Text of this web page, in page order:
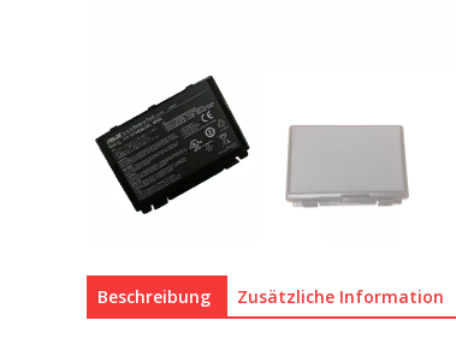
Beschreibung Zusätzliche Information